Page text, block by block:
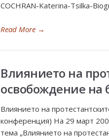
COCHRAN-Katerina-Tsilka-
Read More →
Влиянието на
освобождение на
Влиянието на
конференция) На 29 март
тема „Влиянието на